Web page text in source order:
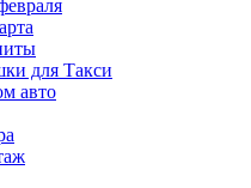
для Такси
авто